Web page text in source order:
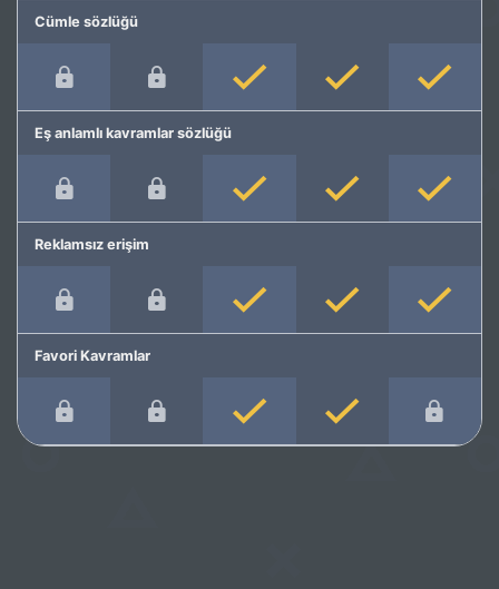
Cümle sözlüğü
Eş anlamlı kavramlar sözlüğü
Reklamsız erişim
Favori Kavramlar